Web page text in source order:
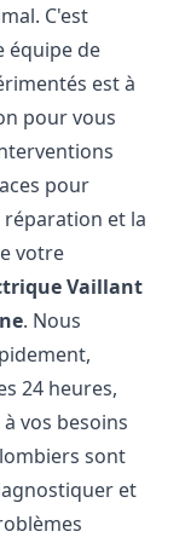
C'est
équipe de
est à
pour vous
pour
et la
votre
Vaillant
. Nous
24 heures,
vos besoins
sont
et